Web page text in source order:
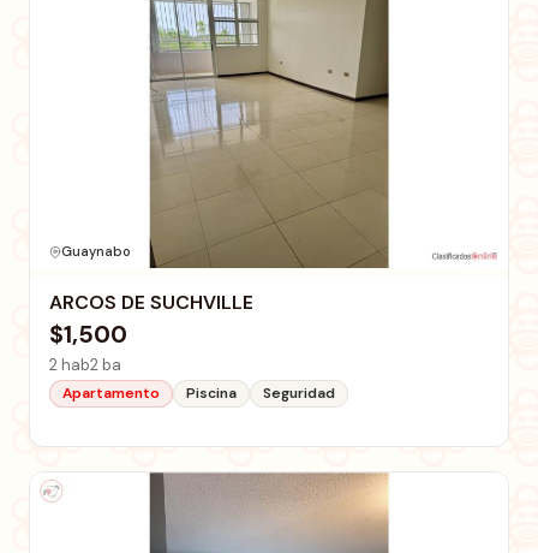
Guaynabo
ARCOS DE SUCHVILLE
$1,500
2 hab2 ba
Apartamento Piscina Seguridad